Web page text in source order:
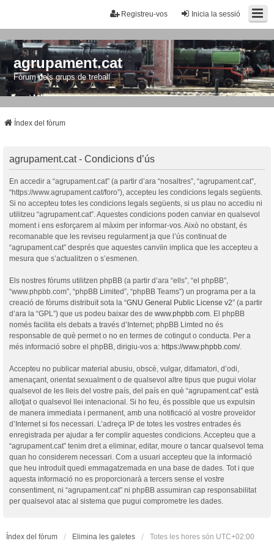
Inicia la sessió
Registreu-vos
agrupament.cat
Fòrum dels grups de treball
Índex del fòrum
agrupament.cat - Condicions d’ús
En accedir a “agrupament.cat” (a partir d’ara “nosaltres”, “agrupament.cat”,
“https://www.agrupament.cat/foro”), accepteu les condicions legals següents.
Si no accepteu totes les condicions legals següents, si us plau no accediu ni
utilitzeu “agrupament.cat”. Aquestes condicions poden canviar en qualsevol
moment i ens esforçarem al màxim per informar-vos. Això no obstant, és
recomanable que les reviseu regularment ja que l’ús continuat de
“agrupament.cat” després que aquestes canvïin implica que les accepteu a
mesura que s’actualitzen o s’esmenen.
Els nostres fòrums utilitzen phpBB (a partir d’ara “ells”, “el phpBB”,
“www.phpbb.com”, “phpBB Limited”, “phpBB Teams”) un programa per a la
creació de fòrums distribuït sota la “GNU General Public License v2” (a partir
d’ara la “GPL”) que us podeu baixar des de www.phpbb.com . El phpBB
només facilita els debats a través d’Internet; phpBB Limted no és
responsable de què permet o no en termes de cotingut o conducta. Per a
més informació sobre el phpBB, dirigiu-vos a: https://www.phpbb.com/.
Accepteu no publicar material abusiu, obscè, vulgar, difamatori, d’odi,
amenaçant, orientat sexualment o de qualsevol altre tipus que pugui violar
qualsevol de les lleis del vostre país, del país en què “agrupament.cat” està
allotjat o qualsevol llei intenacional. Si ho feu, és possible que us expulsin
de manera immediata i permanent, amb una notificació al vostre proveïdor
d’Internet si fos necessari. L’adreça IP de totes les vostres entrades és
enregistrada per ajudar a fer complir aquestes condicions. Accepteu que a
“agrupament.cat” tenim dret a eliminar, editar, moure o tancar qualsevol tema
quan ho considerem necessari. Com a usuari accepteu que la informació
que heu introduït quedi emmagatzemada en una base de dades. Tot i que
aquesta informació no es proporcionarà a tercers sense el vostre
consentiment, ni “agrupament.cat” ni phpBB assumiran cap responsabilitat
per qualsevol atac al sistema que pugui comprometre les dades.
Índex del fòrum Elimina les galetes Totes les hores són UTC+02:00